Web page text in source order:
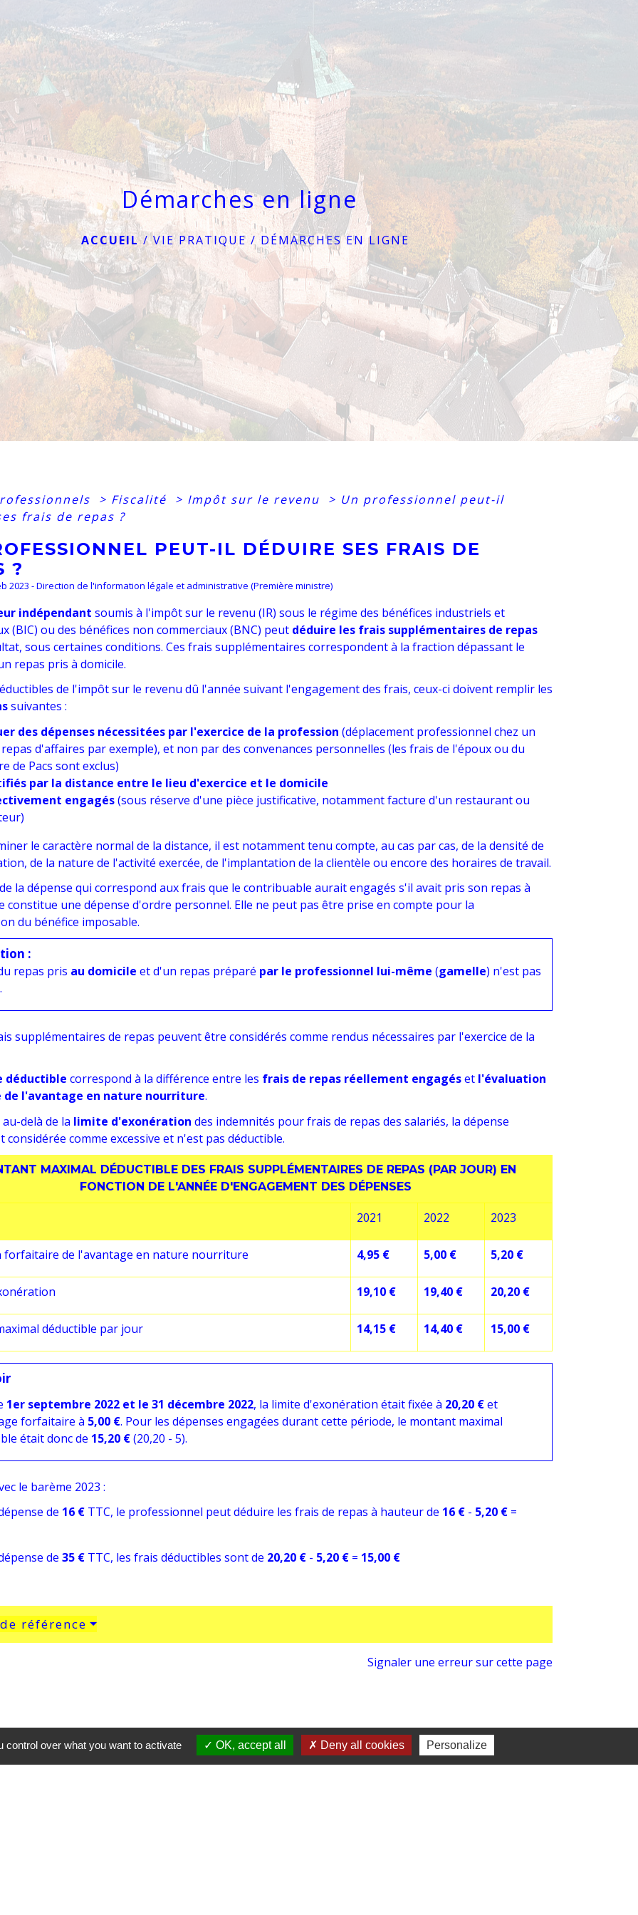
Démarches en ligne
ACCUEIL/VIE PRATIQUE /DÉMARCHES EN LIGNE
> Fiscalité > Impôt sur le revenu > Un professionnel peut-il
frais de repas ?
PEUT-IL DÉDUIRE SES FRAIS DE
?
2023 - Direction de l'information légale et administrative (Première ministre)
indépendant soumis à l'impôt sur le revenu (IR) sous le régime des bénéfices industriels et
(BIC) ou des bénéfices non commerciaux (BNC) peut déduire les frais supplémentaires de repas
sous certaines conditions. Ces frais supplémentaires correspondent à la fraction dépassant le
repas pris à domicile.
de l'impôt sur le revenu dû l'année suivant l'engagement des frais, ceux-ci doivent remplir les
suivantes :
des dépenses nécessitées par l'exercice de la profession (déplacement professionnel chez un
d'affaires par exemple), et non par des convenances personnelles (les frais de l'époux ou du
de Pacs sont exclus)
par la distance entre le lieu d'exercice et le domicile
engagés(sous réserve d'une pièce justificative, notamment facture d'un restaurant ou
le caractère normal de la distance, il est notamment tenu compte, au cas par cas, de la densité de
de la nature de l'activité exercée, de l'implantation de la clientèle ou encore des horaires de travail.
la dépense qui correspond aux frais que le contribuable aurait engagés s'il avait pris son repas à
constitue une dépense d'ordre personnel. Elle ne peut pas être prise en compte pour la
du bénéfice imposable.
:
repas pris au domicile et d'un repas préparé par le professionnel lui-même (gamelle) n'est pas
supplémentaires de repas peuvent être considérés comme rendus nécessaires par l'exercice de la
déductible correspond à la différence entre les frais de repas réellement engagéset l'évaluation
l'avantage en nature nourriture.
delà de la limite d'exonération des indemnités pour frais de repas des salariés, la dépense
considérée comme excessive et n'est pas déductible.
MAXIMAL DÉDUCTIBLE DES FRAIS SUPPLÉMENTAIRES DE REPAS (PAR JOUR) EN
FONCTION DE L'ANNÉE D'ENGAGEMENT DES DÉPENSES
2021 2022 2023
forfaitaire de l'avantage en nature nourriture 4,95 € 5,00 € 5,20 €
19,10 € 19,40 € 20,20 €
déductible par jour 14,15 € 14,40 € 15,00 €
1erseptembre 2022 et le 31 décembre 2022, la limite d'exonération était fixée à 20,20 €et
forfaitaire à 5,00 €. Pour les dépenses engagées durant cette période, le montant maximal
était donc de 15,20 €(20,20 - 5).
le barème 2023 :
de 16 €TTC, le professionnel peut déduire les frais de repas à hauteur de 16 €- 5,20 €=
de 35 €TTC, les frais déductibles sont de 20,20 €- 5,20 €= 15,00 €
référence
Signaler une erreur sur cette page
Horaires et contact
over what you want to activate OK, accept all Deny all cookies Personalize